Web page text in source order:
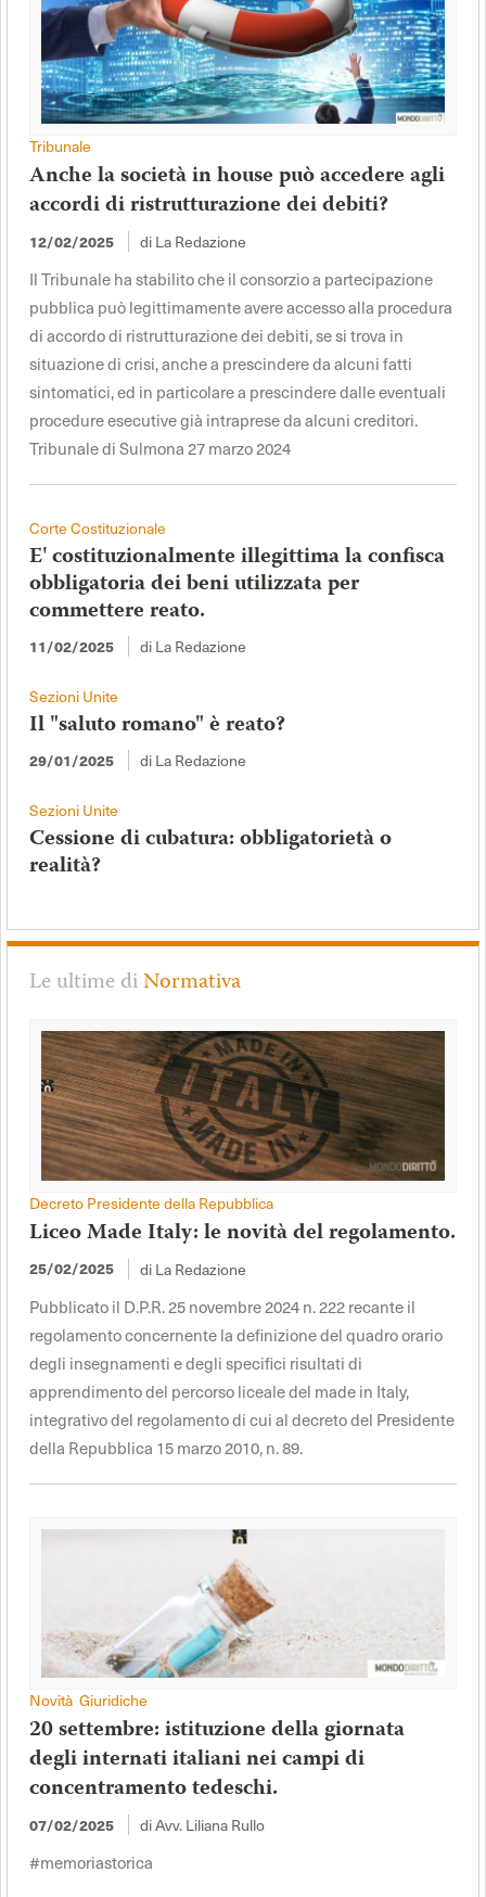
Tribunale
Anche la società in house può accedere agli
accordi di ristrutturazione dei debiti?
12/02/2025 di La Redazione
Il Tribunale ha stabilito che il consorzio a partecipazione
pubblica può legittimamente avere accesso alla procedura
di accordo di ristrutturazione dei debiti, se si trova in
situazione di crisi, anche a prescindere da alcuni fatti
sintomatici, ed in particolare a prescindere dalle eventuali
procedure esecutive già intraprese da alcuni creditori.
Tribunale di Sulmona 27 marzo 2024
Corte Costituzionale
E' costituzionalmente illegittima la confisca
obbligatoria dei beni utilizzata per
commettere reato.
11/02/2025 di La Redazione
Sezioni Unite
Il "saluto romano" è reato?
29/01/2025 di La Redazione
Sezioni Unite
Cessione di cubatura: obbligatorietà o
realità?
Le ultime diNormativa
Decreto Presidente della Repubblica
Liceo Made Italy: le novità del regolamento.
25/02/2025 di La Redazione
Pubblicato il D.P.R. 25 novembre 2024 n. 222 recante il
regolamento concernente la definizione del quadro orario
degli insegnamenti e degli specifici risultati di
apprendimento del percorso liceale del made in Italy,
integrativo del regolamento di cui al decreto del Presidente
della Repubblica 15 marzo 2010, n. 89.
Novità Giuridiche
20 settembre: istituzione della giornata
degli internati italiani nei campi di
concentramento tedeschi.
07/02/2025 di Avv. Liliana Rullo
#memoriastorica